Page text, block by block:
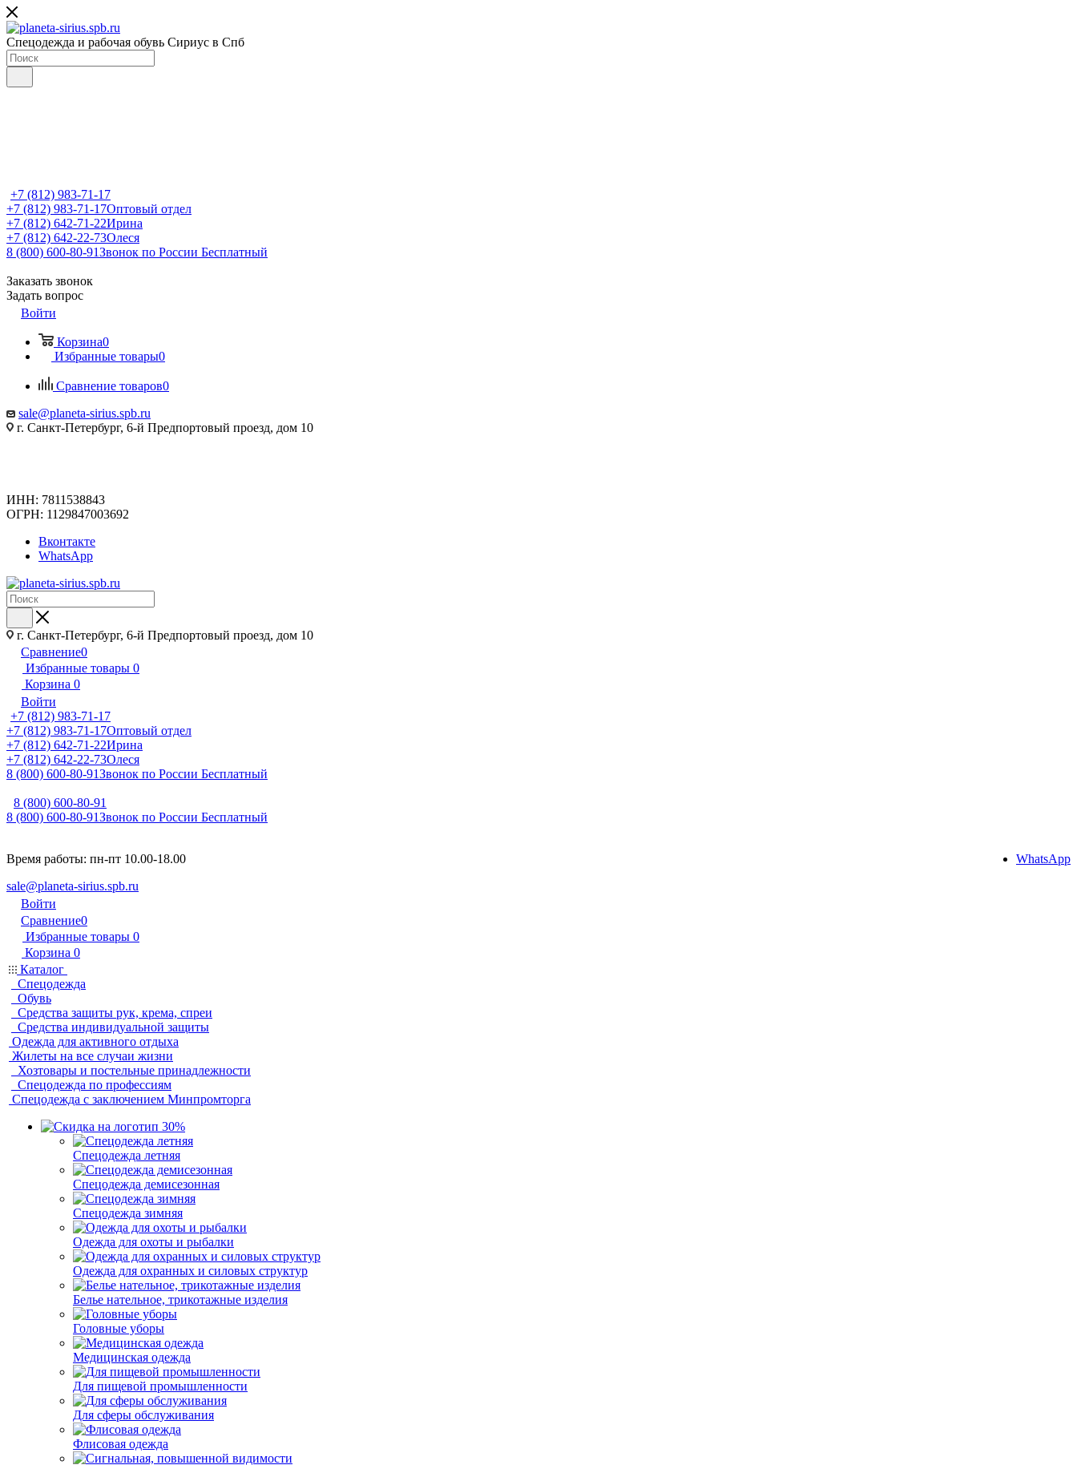
Спецодежда и рабочая обувь Сириус в Спб
+7 (812) 983-71-17
+7 (812) 983-71-17Оптовый отдел
+7 (812) 642-71-22Ирина
+7 (812) 642-22-73Олеся
8 (800) 600-80-91Звонок по России Бесплатный
Заказать звонок
Задать вопрос
Войти
Корзина0
Избранные товары0
Сравнение товаров0
sale@planeta-sirius.spb.ru
г. Санкт-Петербург, 6-й Предпортовый проезд, дом 10
ИНН: 7811538843
ОГРН: 1129847003692
Вконтакте
WhatsApp
г. Санкт-Петербург, 6-й Предпортовый проезд, дом 10
Сравнение0
Избранные товары 0
Корзина 0
Войти
+7 (812) 983-71-17
+7 (812) 983-71-17Оптовый отдел
+7 (812) 642-71-22Ирина
+7 (812) 642-22-73Олеся
8 (800) 600-80-91Звонок по России Бесплатный
8 (800) 600-80-91
8 (800) 600-80-91Звонок по России Бесплатный
Время работы: пн-пт 10.00-18.00
sale@planeta-sirius.spb.ru
WhatsApp
Войти
Сравнение0
Избранные товары 0
Корзина 0
Каталог
Спецодежда
Обувь
Средства защиты рук, крема, спреи
Средства индивидуальной защиты
Одежда для активного отдыха
Жилеты на все случаи жизни
Хозтовары и постельные принадлежности
Спецодежда по профессиям
Спецодежда с заключением Минпромторга
Спецодежда летняя
Спецодежда демисезонная
Спецодежда зимняя
Одежда для охоты и рыбалки
Одежда для охранных и силовых структур
Белье нательное, трикотажные изделия
Головные уборы
Медицинская одежда
Для пищевой промышленности
Для сферы обслуживания
Флисовая одежда